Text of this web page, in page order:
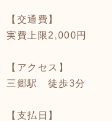
【交通費】
実費上限2,000円
【アクセス】
三郷駅 徒歩3分
【支払日】